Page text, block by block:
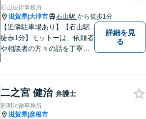
石山法律事務所
滋賀県|大津市 石山駅 から徒歩1分
【近隣駐車場あり】【石山駅
徒歩1分】モットーは、依頼者
や相談者の方々の話を丁寧に
にまずは遠慮なくご相談くだ
さい。
詳細を見
る
二之宮 健治 弁護士
彩明法律事務所
滋賀県|彦根市